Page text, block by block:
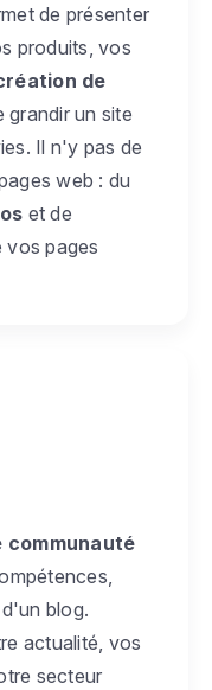
de présenter
produits, vos
de
grandir un site
Il n'y pas de
web : du
et de
vos pages
communauté
blog.
actualité, vos
secteur